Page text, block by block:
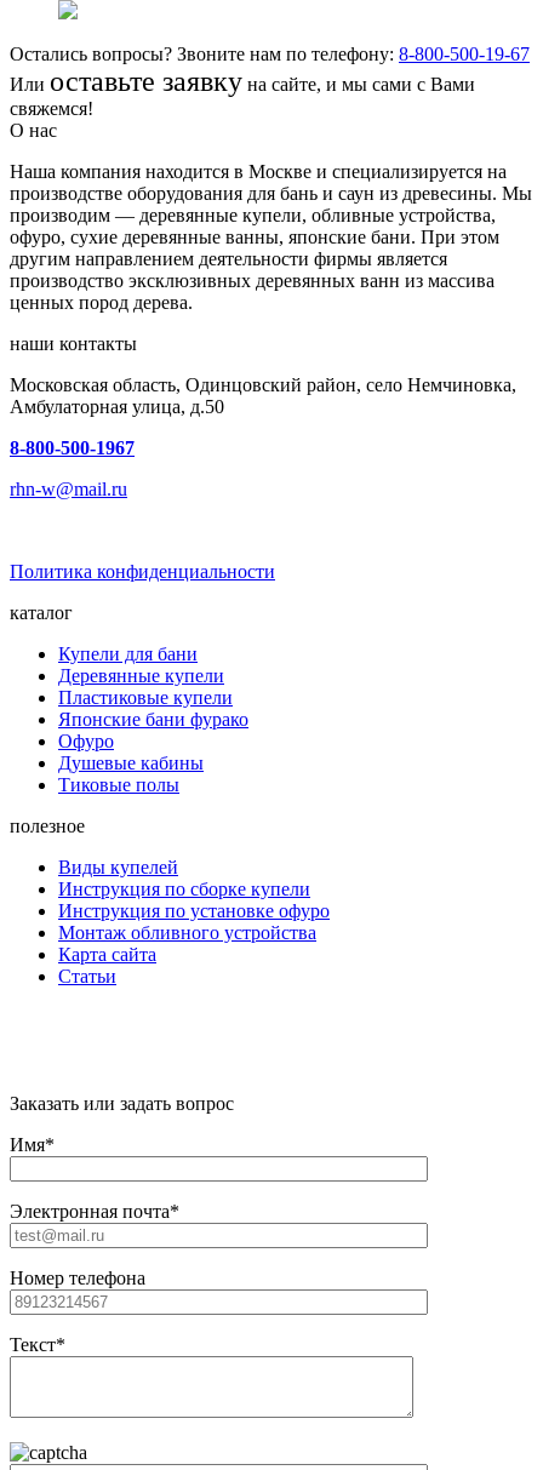
Остались вопросы? Звоните нам по телефону: 8-800-500-19-67
Или оставьте заявку на сайте, и мы сами с Вами
свяжемся!
О нас
Наша компания находится в Москве и специализируется на
производстве оборудования для бань и саун из древесины. Мы
производим — деревянные купели, обливные устройства,
офуро, сухие деревянные ванны, японские бани. При этом
другим направлением деятельности фирмы является
производство эксклюзивных деревянных ванн из массива
ценных пород дерева.
наши контакты
Московская область, Одинцовский район, село Немчиновка,
Амбулаторная улица, д.50
8-800-500-1967
rhn-w@mail.ru
Политика конфиденциальности
каталог
Купели для бани
Деревянные купели
Пластиковые купели
Японские бани фурако
Офуро
Душевые кабины
Тиковые полы
полезное
Виды купелей
Инструкция по сборке купели
Инструкция по установке офуро
Монтаж обливного устройства
Карта сайта
Статьи
Заказать или задать вопрос
Имя*
Электронная почта*
Номер телефона
Текст*